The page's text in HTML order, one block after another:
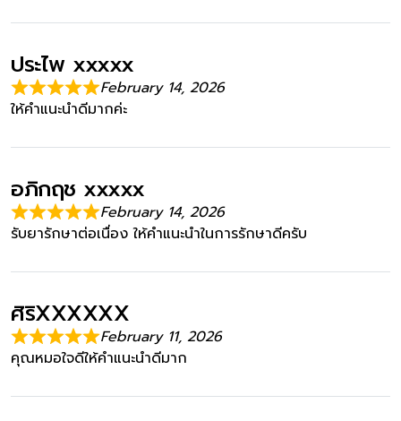
ประไพ xxxxx
February 14, 2026
ให้คำแนะนำดีมากค่ะ
อภิกฤช xxxxx
February 14, 2026
รับยารักษาต่อเนื่อง ให้คำแนะนำในการรักษาดีครับ
ศิริXXXXXX
February 11, 2026
คุณหมอใจดีให้คำแนะนำดีมาก